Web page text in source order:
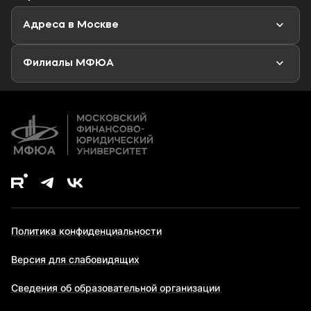
Мероприятия
Аспирантура
Дополнительное образование
Новости
Адреса в Москве
Филиалы МФЮА
Политика конфиденциальности
Версия для слабовидящих
Сведения об образовательной организации